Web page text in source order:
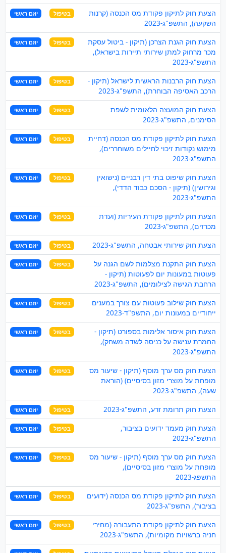
הצעת חוק לתיקון פקודת מס הכנסה (קרנות
השקעה), התשפ"ג-2023
בטיפול יוזם ראשי
הצעת חוק הגנת הצרכן (תיקון - ביטול עסקת
מכר מרחוק למתן שירותי תיירות בישראל),
התשפ"ג-2023
בטיפול יוזם ראשי
הצעת חוק הרבנות הראשית לישראל (תיקון -
הרכב האסיפה הבוחרת), התשפ"ג-2023
בטיפול יוזם ראשי
הצעת חוק המועצה הלאומית לשפת
הסימנים, התשפ"ג-2023
בטיפול יוזם ראשי
הצעת חוק לתיקון פקודת מס הכנסה (דחיית
מימוש נקודות זיכוי לחיילים משוחררים),
התשפ"ג-2023
בטיפול יוזם ראשי
הצעת חוק שיפוט בתי דין רבניים (נישואין
וגירושין) (תיקון - הסכם כבוד הדדי),
התשפ"ג-2023
בטיפול יוזם ראשי
הצעת חוק לתיקון פקודת העיריות (ועדת
מכרזים), התשפ"ג-2023
בטיפול יוזם ראשי
הצעת חוק שירותי אבטחה, התשפ"ג-2023 בטיפול יוזם ראשי
הצעת חוק התקנת מצלמות לשם הגנה על
פעוטות במעונות יום לפעוטות (תיקון -
הרחבת הגישה לצילומים), התשפ"ג-2023
בטיפול יוזם ראשי
הצעת חוק שילוב פעוטות עם צורך במענים
ייחודיים במעונות יום, התשפ"ד-2023
בטיפול יוזם ראשי
הצעת חוק איסור אלימות בספורט (תיקון -
החמרת ענישה על כניסה לשדה משחק),
התשפ"ג-2023
בטיפול יוזם ראשי
הצעת חוק מס ערך מוסף (תיקון - שיעור מס
מופחת על מוצרי מזון בסיסיים) (הוראת
שעה), התשפ"ג-2023
בטיפול יוזם ראשי
הצעת חוק תרומת זרע, התשפ"ג-2023 בטיפול יוזם ראשי
הצעת חוק מעמד ידועים בציבור,
התשפ"ג-2023
בטיפול יוזם ראשי
הצעת חוק מס ערך מוסף (תיקון - שיעור מס
מופחת על מוצרי מזון בסיסיים),
התשפג-2023
בטיפול יוזם ראשי
הצעת חוק לתיקון פקודת מס הכנסה (ידועים
בציבור), התשפ"ג-2023
בטיפול יוזם ראשי
הצעת חוק לתיקון פקודת התעבורה (מחירי
חניה ברשויות מקומיות), התשפ"ג-2023
בטיפול יוזם ראשי